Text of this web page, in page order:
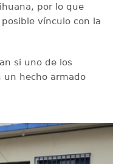
por lo que
vínculo con la
si uno de los
un hecho armado